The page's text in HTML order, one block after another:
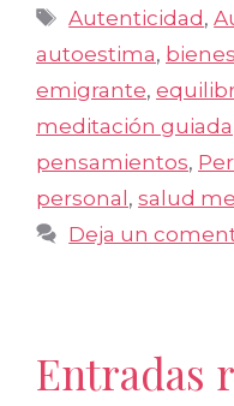
Etiquetas
Autenticidad ,
autoestima,
emigrante,
meditación guiada
pensamientos,
personal , salud
Deja un
Entradas